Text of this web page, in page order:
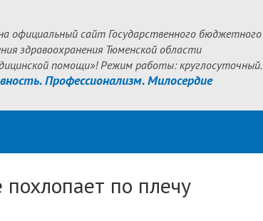
официальный сайт Государственного бюджетного
здравоохранения Тюменской области
помощи»! Режим работы: круглосуточный.
Профессионализм. Милосердие
по плечу